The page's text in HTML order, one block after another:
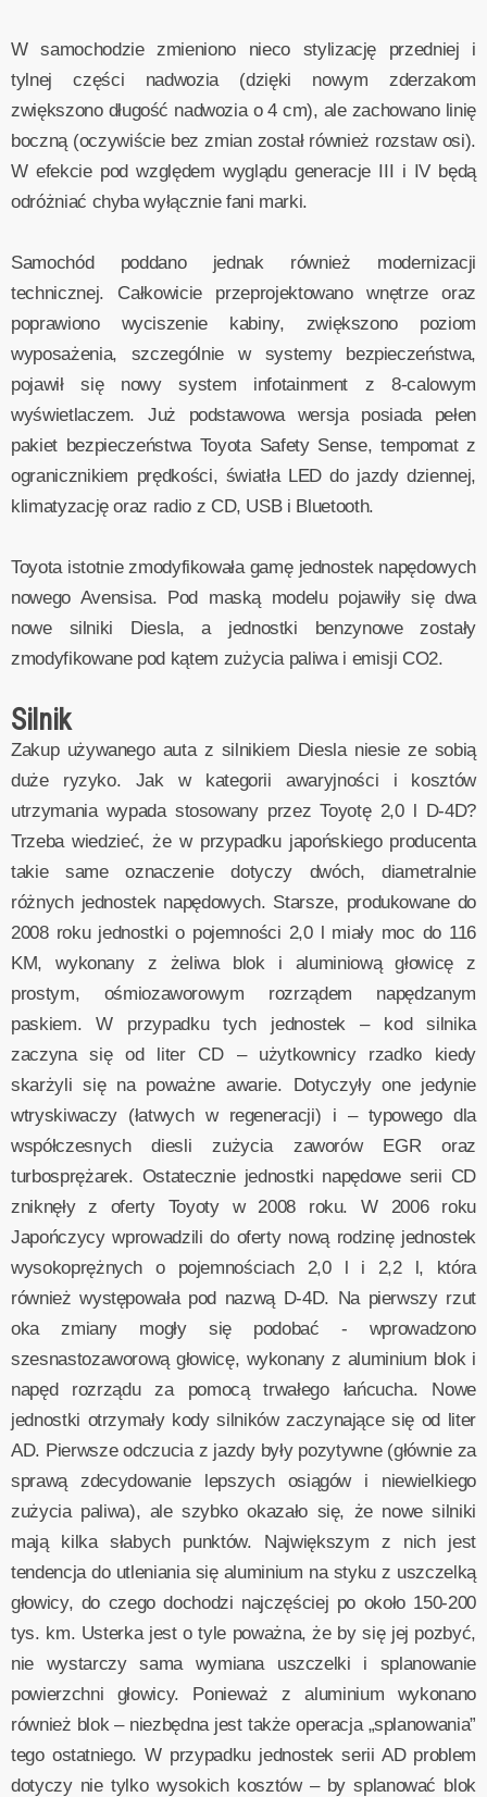
W samochodzie zmieniono nieco stylizację przedniej i
tylnej części nadwozia (dzięki nowym zderzakom
zwiększono długość nadwozia o 4 cm), ale zachowano linię
boczną (oczywiście bez zmian został również rozstaw osi).
W efekcie pod względem wyglądu generacje III i IV będą
odróżniać chyba wyłącznie fani marki.
Samochód poddano jednak również modernizacji
technicznej. Całkowicie przeprojektowano wnętrze oraz
poprawiono wyciszenie kabiny, zwiększono poziom
wyposażenia, szczególnie w systemy bezpieczeństwa,
pojawił się nowy system infotainment z 8-calowym
wyświetlaczem. Już podstawowa wersja posiada pełen
pakiet bezpieczeństwa Toyota Safety Sense, tempomat z
ogranicznikiem prędkości, światła LED do jazdy dziennej,
klimatyzację oraz radio z CD, USB i Bluetooth.
Toyota istotnie zmodyfikowała gamę jednostek napędowych
nowego Avensisa. Pod maską modelu pojawiły się dwa
nowe silniki Diesla, a jednostki benzynowe zostały
zmodyfikowane pod kątem zużycia paliwa i emisji CO2.
Silnik
Zakup używanego auta z silnikiem Diesla niesie ze sobią
duże ryzyko. Jak w kategorii awaryjności i kosztów
utrzymania wypada stosowany przez Toyotę 2,0 l D-4D?
Trzeba wiedzieć, że w przypadku japońskiego producenta
takie same oznaczenie dotyczy dwóch, diametralnie
różnych jednostek napędowych. Starsze, produkowane do
2008 roku jednostki o pojemności 2,0 l miały moc do 116
KM, wykonany z żeliwa blok i aluminiową głowicę z
prostym, ośmiozaworowym rozrządem napędzanym
paskiem. W przypadku tych jednostek – kod silnika
zaczyna się od liter CD – użytkownicy rzadko kiedy
skarżyli się na poważne awarie. Dotyczyły one jedynie
wtryskiwaczy (łatwych w regeneracji) i – typowego dla
współczesnych diesli zużycia zaworów EGR oraz
turbosprężarek. Ostatecznie jednostki napędowe serii CD
zniknęły z oferty Toyoty w 2008 roku. W 2006 roku
Japończycy wprowadzili do oferty nową rodzinę jednostek
wysokoprężnych o pojemnościach 2,0 l i 2,2 l, która
również występowała pod nazwą D-4D. Na pierwszy rzut
oka zmiany mogły się podobać - wprowadzono
szesnastozaworową głowicę, wykonany z aluminium blok i
napęd rozrządu za pomocą trwałego łańcucha. Nowe
jednostki otrzymały kody silników zaczynające się od liter
AD. Pierwsze odczucia z jazdy były pozytywne (głównie za
sprawą zdecydowanie lepszych osiągów i niewielkiego
zużycia paliwa), ale szybko okazało się, że nowe silniki
mają kilka słabych punktów. Największym z nich jest
tendencja do utleniania się aluminium na styku z uszczelką
głowicy, do czego dochodzi najczęściej po około 150-200
tys. km. Usterka jest o tyle poważna, że by się jej pozbyć,
nie wystarczy sama wymiana uszczelki i splanowanie
powierzchni głowicy. Ponieważ z aluminium wykonano
również blok – niezbędna jest także operacja „splanowania”
tego ostatniego. W przypadku jednostek serii AD problem
dotyczy nie tylko wysokich kosztów – by splanować blok